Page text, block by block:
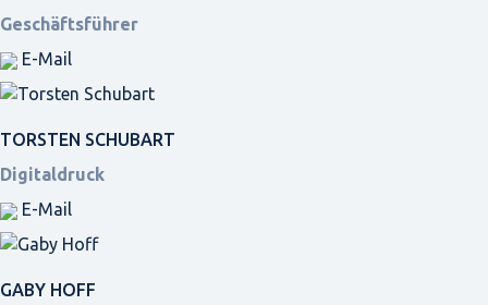
Geschäftsführer
E-Mail
TORSTEN SCHUBART
Digitaldruck
E-Mail
GABY HOFF